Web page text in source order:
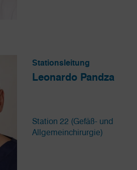
Stationsleitung
Leonardo Pandza
Station 22 (Gefäß- und
Allgemeinchirurgie)